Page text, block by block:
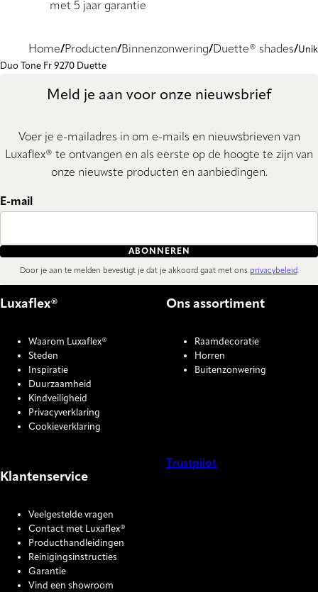
met 5 jaar garantie
Home Producten Binnenzonwering Duette® shades
Unik
Duo Tone Fr 9270 Duette
Meld je aan voor onze nieuwsbrief
Voer je e-mailadres in om e-mails en nieuwsbrieven van
Luxaflex® te ontvangen en als eerste op de hoogte te zijn van
onze nieuwste producten en aanbiedingen.
E-mail
ABONNEREN
Door je aan te melden bevestigt je dat je akkoord gaat met ons privacybeleid.
Luxaflex®
Waarom Luxaflex®
Steden
Inspiratie
Duurzaamheid
Kindveiligheid
Privacyverklaring
Cookieverklaring
Ons assortiment
Raamdecoratie
Horren
Buitenzonwering
Klantenservice
Veelgestelde vragen
Contact met Luxaflex®
Producthandleidingen
Reinigingsinstructies
Garantie
Vind een showroom
Trustpilot